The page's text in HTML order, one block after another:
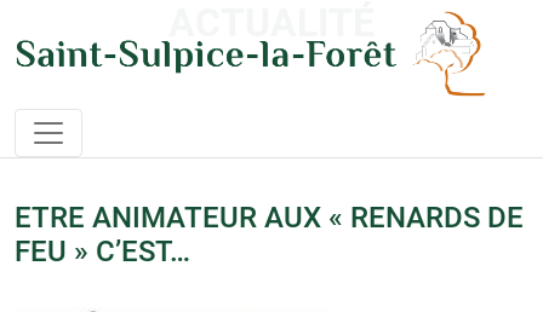
ETRE ANIMATEUR AUX « RENARDS DE
FEU » C’EST…